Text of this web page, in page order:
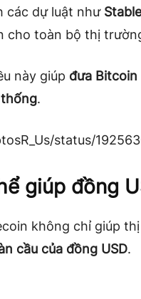
các dự luật như
cho toàn bộ thị
này giúp đưa Bitcoin
.
status/
giúp đồng
không chỉ giúp
cầu của đồng USD.